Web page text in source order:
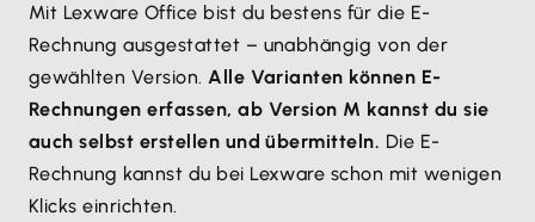
Akzeptieren
Mit Lexware Office bist du bestens für die E-
Rechnung ausgestattet – unabhängig von der
gewählten Version.Alle Varianten können E-
Rechnungen erfassen, ab Version M kannst du sie
auch selbst erstellen und übermitteln. Die E-
Rechnung kannst du bei Lexware schon mit wenigen
Klicks einrichten.